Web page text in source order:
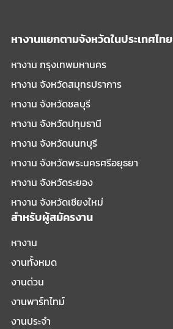
หางานแยกตามจังหวัดในประเทศไทย
หางาน กรุงเทพมหานคร
หางาน จังหวัดสมุทรปราการ
หางาน จังหวัดชลบุรี
หางาน จังหวัดปทุมธานี
หางาน จังหวัดนนทบุรี
หางาน จังหวัดพระนครศรีอยุธยา
หางาน จังหวัดระยอง
หางาน จังหวัดเชียงใหม่
สำหรับผู้สมัครงาน
หางาน
งานทั้งหมด
งานด่วน
งานพาร์ทไทม์
งานประจำ